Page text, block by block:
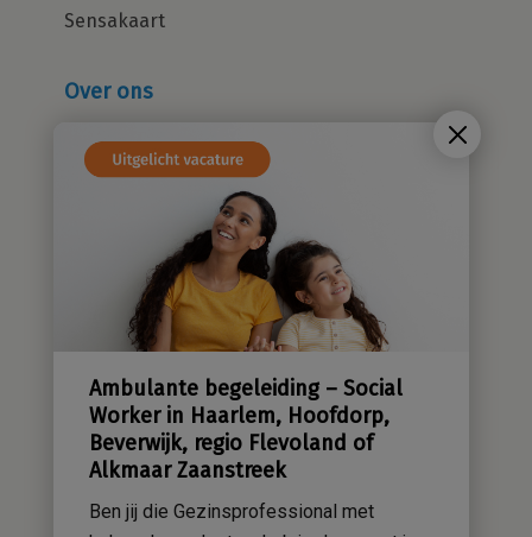
Ambulante begeleiding – Social
Worker in Haarlem, Hoofdorp,
Beverwijk, regio Flevoland of
Alkmaar Zaanstreek
Ben jij die Gezinsprofessional met
Sensakaart
Over ons
Cliëntenraad
Sensatieve methodiek
Groene zorg
Stichting Sensa
Contact